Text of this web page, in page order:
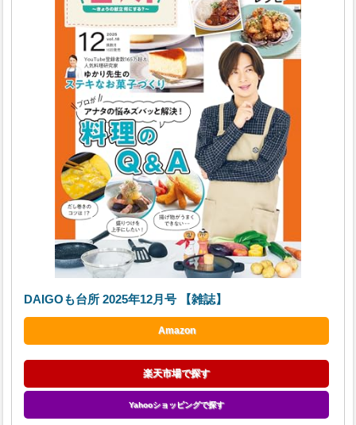
DAIGOも台所 2025年12月号 【雑誌】
Amazon
楽天市場で探す
Yahooショッピングで探す